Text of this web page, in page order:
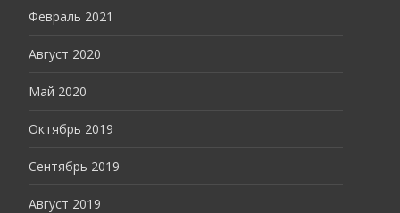
Февраль 2021
Август 2020
Май 2020
Октябрь 2019
Сентябрь 2019
Август 2019